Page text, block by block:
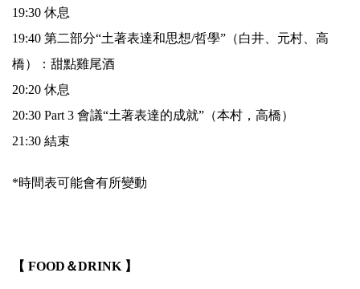
19:30 休息
19:40 第二部分“土著表達和思想/哲學”（白井、元村、高
橋）：甜點雞尾酒
20:20 休息
20:30 Part 3 會議“土著表達的成就”（本村，高橋）
21:30 結束
*時間表可能會有所變動
【 FOOD＆DRINK 】